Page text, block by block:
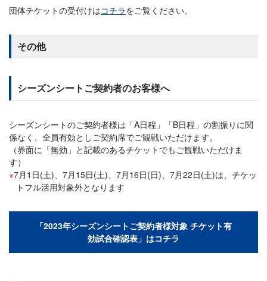
団体チケットの受付けはコチラをご覧ください。
その他
シーズンシートご契約者のお客様へ
シーズンシートのご契約者様は「A日程」「B日程」の割振りに関
係なく、全員有効としご契約席でご観戦いただけます。
（券面に「無効」と記載のあるチケットでもご観戦いただけま
す）
7月1日(土)、7月15日(土)、7月16日(日)、7月22日(土)は、チケッ
トフル活用対象外となります
「2023年シーズンシートご契約者様対象 チケット有
効試合確認表」はコチラ